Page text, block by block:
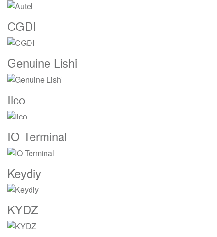
CGDI
Genuine Lishi
Ilco
IO Terminal
Keydiy
KYDZ